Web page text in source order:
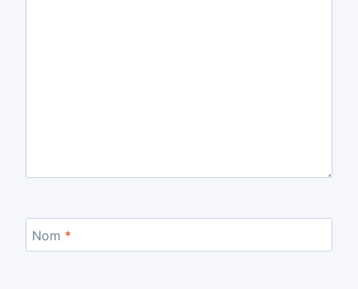
Nom *